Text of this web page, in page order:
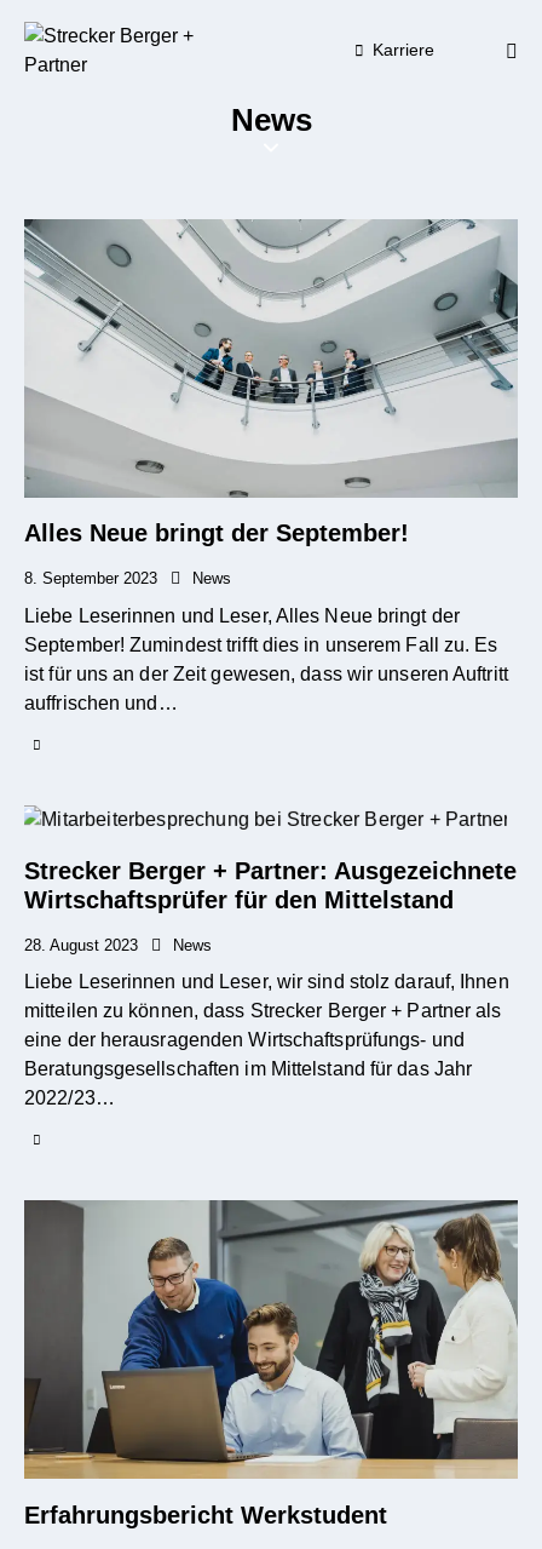
Karriere
News
Alles Neue bringt der September!
8. September 2023 News
Liebe Leserinnen und Leser, Alles Neue bringt der
September! Zumindest trifft dies in unserem Fall zu. Es
ist für uns an der Zeit gewesen, dass wir unseren Auftritt
auffrischen und…
Strecker Berger + Partner: Ausgezeichnete
Wirtschaftsprüfer für den Mittelstand
28. August 2023 News
Liebe Leserinnen und Leser, wir sind stolz darauf, Ihnen
mitteilen zu können, dass Strecker Berger + Partner als
eine der herausragenden Wirtschaftsprüfungs- und
Beratungsgesellschaften im Mittelstand für das Jahr
2022/23…
Erfahrungsbericht Werkstudent